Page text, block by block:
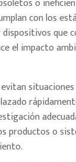
o
con los
que
el impacto
productos o